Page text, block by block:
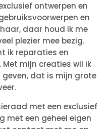
ontwerpen en
en
daar houd ik me
plezier mee bezig.
ik reparaties en
mijn creaties wil ik
geven, dat is mijn grote
met een exclusief
met een geheel eigen